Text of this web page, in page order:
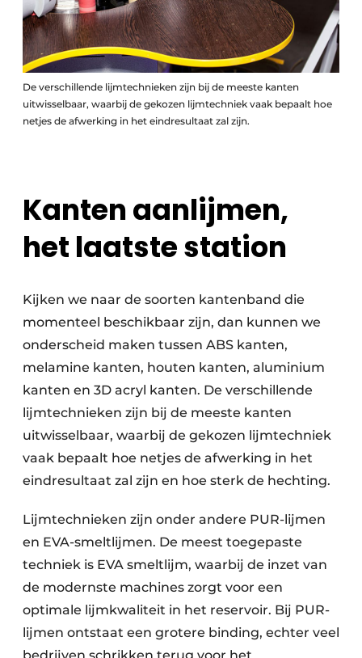
De verschillende lijmtechnieken zijn bij de meeste kanten
uitwisselbaar, waarbij de gekozen lijmtechniek vaak bepaalt hoe
netjes de afwerking in het eindresultaat zal zijn.
Kanten aanlijmen,
het laatste station
Kijken we naar de soorten kantenband die
momenteel beschikbaar zijn, dan kunnen we
onderscheid maken tussen ABS kanten,
melamine kanten, houten kanten, aluminium
kanten en 3D acryl kanten. De verschillende
lijmtechnieken zijn bij de meeste kanten
uitwisselbaar, waarbij de gekozen lijmtechniek
vaak bepaalt hoe netjes de afwerking in het
eindresultaat zal zijn en hoe sterk de hechting.
Lijmtechnieken zijn onder andere PUR-lijmen
en EVA-smeltlijmen. De meest toegepaste
techniek is EVA smeltlijm, waarbij de inzet van
de modernste machines zorgt voor een
optimale lijmkwaliteit in het reservoir. Bij PUR-
lijmen ontstaat een grotere binding, echter veel